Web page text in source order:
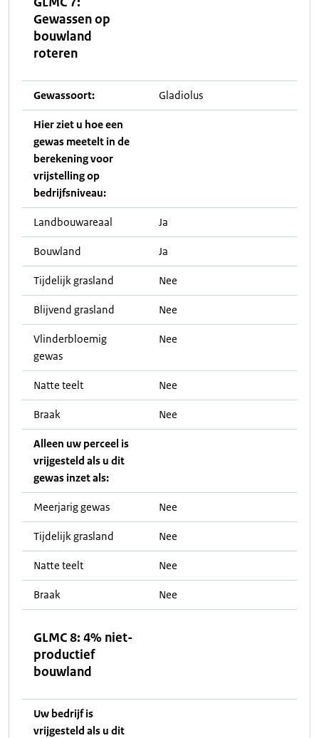
Gewassen op
bouwland
roteren
Gewassoort: Gladiolus
Hier ziet u hoe een
gewas meetelt in de
berekening voor
vrijstelling op
bedrijfsniveau:
Landbouwareaal Ja
Bouwland Ja
Tijdelijk grasland Nee
Blijvend grasland Nee
Vlinderbloemig
gewas
Nee
Natte teelt Nee
Braak Nee
Alleen uw perceel is
vrijgesteld als u dit
gewas inzet als:
Meerjarig gewas Nee
Tijdelijk grasland Nee
Natte teelt Nee
Braak Nee
GLMC 8: 4% niet-
productief
bouwland
Uw bedrijf is
vrijgesteld als u dit